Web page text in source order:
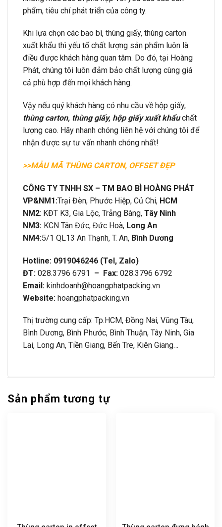
phẩm, tiêu chí phát triển của công ty.
Khi lựa chọn các bao bì, thùng giấy, thùng carton
xuất khẩu thì yếu tố chất lượng sản phẩm luôn là
điều được khách hàng quan tâm. Do đó, tại Hoàng
Phát, chúng tôi luôn đảm bảo chất lượng cùng giá
cả phù hợp đến mọi khách hàng.
Vậy nếu quý khách hàng có nhu cầu về hộp giấy,
thùng carton, thùng giấy, hộp giấy xuất khẩuchất
lượng cao. Hãy nhanh chóng liên hệ với chúng tôi để
nhận được sự tư vấn nhanh chóng nhất!
>>MẪU MÃ THÙNG CARTON, OFFSET ĐẸP
CÔNG TY TNHH SX – TM BAO BÌ HOÀNG PHÁT
VP&NM1:Trại Đèn, Phước Hiệp, Củ Chi, HCM
NM2: KĐT K3, Gia Lộc, Trảng Bàng, Tây Ninh
NM3: KCN Tân Đức, Đức Hoà, Long An
NM4:5/1 QL13 An Thạnh, T. An, Bình Dương
Hotline: 0919046246 (Tel, Zalo)
ĐT: 028.3796 6791 – Fax: 028.3796 6792
Email: kinhdoanh@hoangphatpacking.vn
Website: hoangphatpacking.vn
Thị trường cung cấp: Tp.HCM, Đồng Nai, Vũng Tàu,
Bình Dương, Bình Phước, Bình Thuận, Tây Ninh, Gia
Lai, Long An, Tiền Giang, Bến Tre, Kiên Giang…
Sản phẩm tương tự